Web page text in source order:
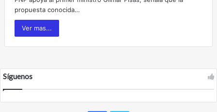
propuesta conocida…
Ver mas...
Síguenos